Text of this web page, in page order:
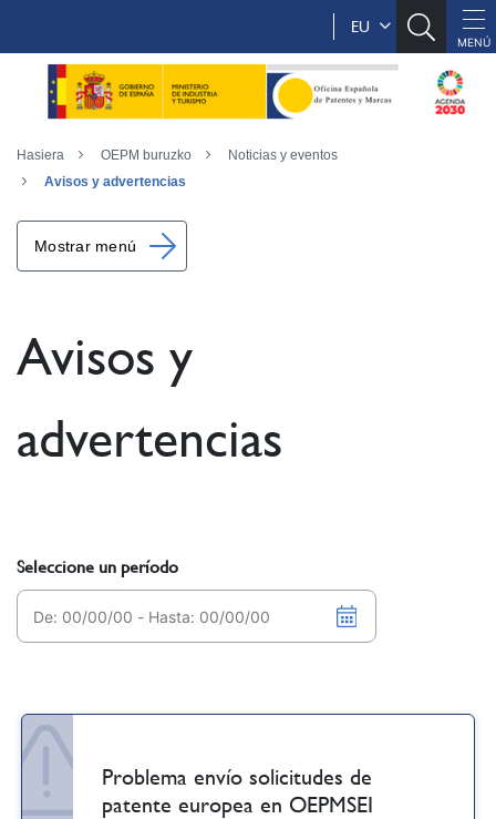
EU
Hasiera OEPM buruzko
Noticias y eventos
Avisos y advertencias
Mostrar menú
Avisos y
advertencias
Seleccione un período
Problema envío solicitudes de
patente europea en OEPMSEI